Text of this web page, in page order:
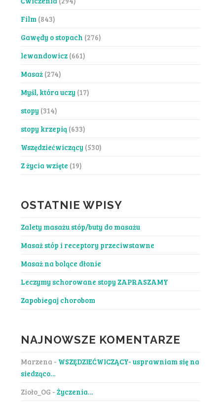
Film (843)
Gawędy o stopach (276)
lewandowicz(661)
Masaż(274)
Myśl, która uczy (17)
stopy (314)
stopy krzepią(633)
Wszędziećwiczący (530)
Z życia wzięte (19)
OSTATNIE WPISY
Zalety masażu stóp/buty do masażu
Masaż stóp i receptory przeciwstawne
Masaż na bolące dłonie
Leczymy schorowane stopy ZAPRASZAMY
Zapobiegaj chorobom
NAJNOWSZE KOMENTARZE
Marzena - WSZĘDZIEĆWICZĄCY- usprawniam się na
siedząco…
Zioło_OG - Życzenia…